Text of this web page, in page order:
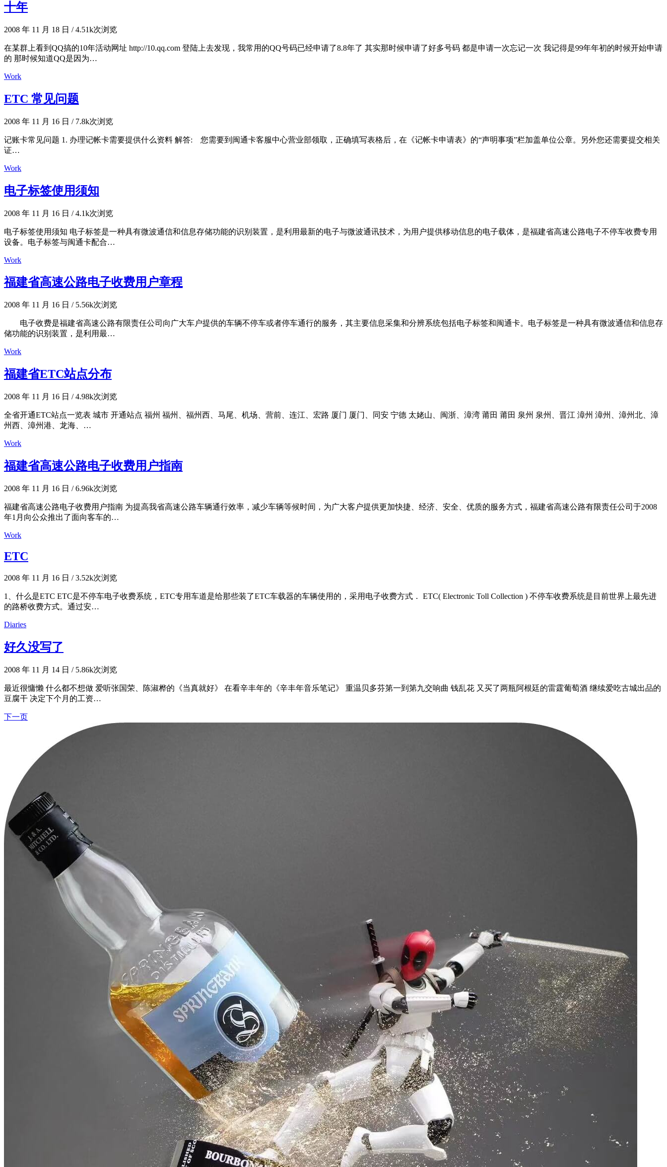
十年
2008 年 11 月 18 日 /4.51k次浏览
在某群上看到QQ搞的10年活动网址 http://10.qq.com 登陆上去发现，我常用的QQ号码已经申请了8.8年了 其实那时候申请了好多号码 都是申请一次忘记一次 我记得是99年年初的时候开始申请
的 那时候知道QQ是因为…
Work
ETC 常见问题
2008 年 11 月 16 日 /7.8k次浏览
记账卡常见问题 1. 办理记帐卡需要提供什么资料 解答: 您需要到闽通卡客服中心营业部领取，正确填写表格后，在《记帐卡申请表》的“声明事项”栏加盖单位公章。另外您还需要提交相关
证…
Work
电子标签使用须知
2008 年 11 月 16 日 /4.1k次浏览
电子标签使用须知 电子标签是一种具有微波通信和信息存储功能的识别装置，是利用最新的电子与微波通讯技术，为用户提供移动信息的电子载体，是福建省高速公路电子不停车收费专用
设备。电子标签与闽通卡配合…
Work
福建省高速公路电子收费用户章程
2008 年 11 月 16 日 /5.56k次浏览
电子收费是福建省高速公路有限责任公司向广大车户提供的车辆不停车或者停车通行的服务，其主要信息采集和分辨系统包括电子标签和闽通卡。电子标签是一种具有微波通信和信息存
储功能的识别装置，是利用最…
Work
福建省ETC站点分布
2008 年 11 月 16 日 /4.98k次浏览
全省开通ETC站点一览表 城市 开通站点 福州 福州、福州西、马尾、机场、营前、连江、宏路 厦门 厦门、同安 宁德 太姥山、闽浙、漳湾 莆田 莆田 泉州 泉州、晋江 漳州 漳州、漳州北、漳
州西、漳州港、龙海、…
Work
福建省高速公路电子收费用户指南
2008 年 11 月 16 日 /6.96k次浏览
福建省高速公路电子收费用户指南 为提高我省高速公路车辆通行效率，减少车辆等候时间，为广大客户提供更加快捷、经济、安全、优质的服务方式，福建省高速公路有限责任公司于2008
年1月向公众推出了面向客车的…
Work
ETC
2008 年 11 月 16 日 /3.52k次浏览
1、什么是ETC ETC是不停车电子收费系统，ETC专用车道是给那些装了ETC车载器的车辆使用的，采用电子收费方式． ETC( Electronic Toll Collection ) 不停车收费系统是目前世界上最先进
的路桥收费方式。通过安…
Diaries
好久没写了
2008 年 11 月 14 日 /5.86k次浏览
最近很慵懒 什么都不想做 爱听张国荣、陈淑桦的《当真就好》 在看辛丰年的《辛丰年音乐笔记》 重温贝多芬第一到第九交响曲 钱乱花 又买了两瓶阿根廷的雷霆葡萄酒 继续爱吃古城出品的
豆腐干 决定下个月的工资…
文
下一页